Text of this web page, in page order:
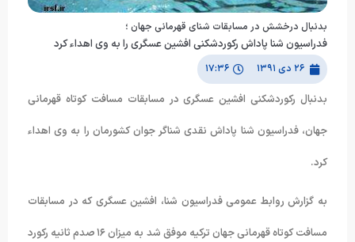
بدنبال درخشش در مسابقات شنای قهرمانی جهان ؛
فدراسیون شنا پاداش رکوردشکنی افشین عسگری را به وی اهداء کرد
۲۶ دی ۱۳۹۱ ۱۷:۳۶
بدنبال رکوردشکنی افشین عسگری در مسابقات مسافت کوتاه قهرمانی
جهان، فدراسیون شنا پاداش نقدی شناگر جوان کشورمان را به وی اهداء
کرد.
به گزارش روابط عمومی فدراسیون شنا، افشین عسگری که در مسابقات
مسافت کوتاه قهرمانی جهان ترکیه موفق شد به میزان ١۶ صدم ثانیه رکورد